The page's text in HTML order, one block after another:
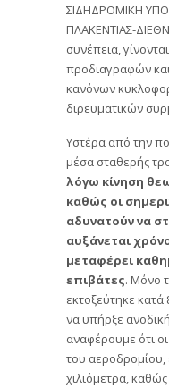
ΣΙΔΗΔΡΟΜΙΚΗ
ΠΛΑΚΕΝΤΙΑΣ-
συνέπεια,
προδιαγραφών
κανόνων
διρευματικών
Υστέρα από την
μέσα σταθερής
λόγω κίνηση
καθώς οι
αδυνατούν να
αυξάνεται
μεταφέρει
επιβάτες. Μόνο
εκτοξεύτηκε κατά
να υπήρξε
αναφέρουμε ότι
του αεροδρομίου,
χιλιόμετρα,